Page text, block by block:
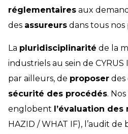
réglementaires aux
des assureurs dans tous nos
La pluridisciplinarité de la
industriels au sein de
par ailleurs, de proposer des
sécurité des procédés.
englobent l’évaluation des
HAZID / WHAT IF), l’audit de